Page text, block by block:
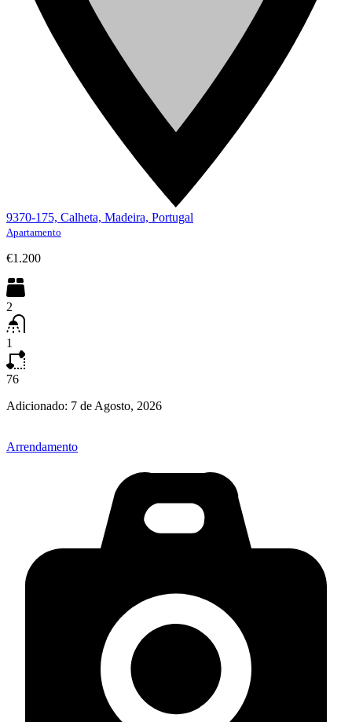
9370-175, Calheta, Madeira, Portugal
Apartamento
€1.200
2
1
76
Adicionado: 7 de Agosto, 2026
Arrendamento